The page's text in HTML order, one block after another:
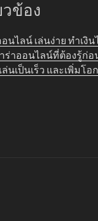
ข้อง
ไลน์ เล่นง่าย ทำเงิน
ร่าออนไลน์ที่ต้องรู้ก่อ
นเป็นเร็ว และเพิ่มโอ